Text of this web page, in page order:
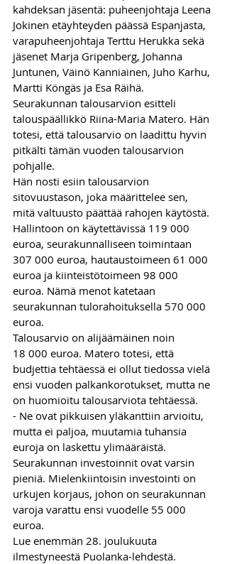
kahdeksan jäsentä: puheenjohtaja Leena
Jokinen etäyhteyden päässä Espanjasta,
varapuheenjohtaja Terttu Herukka sekä
jäsenet Marja Gripenberg, Johanna
Juntunen, Väinö Kanniainen, Juho Karhu,
Martti Köngäs ja Esa Räihä.
Seurakunnan talousarvion esitteli
talouspäällikkö Riina-Maria Matero. Hän
totesi, että talousarvio on laadittu hyvin
pitkälti tämän vuoden talousarvion
pohjalle.
Hän nosti esiin talousarvion
sitovuustason, joka määrittelee sen,
mitä valtuusto päättää rahojen käytöstä.
Hallintoon on käytettävissä 119 000
euroa, seurakunnalliseen toimintaan
307 000 euroa, hautaustoimeen 61 000
euroa ja kiinteistötoimeen 98 000
euroa. Nämä menot katetaan
seurakunnan tulorahoituksella 570 000
euroa.
Talousarvio on alijäämäinen noin
18 000 euroa. Matero totesi, että
budjettia tehtäessä ei ollut tiedossa vielä
ensi vuoden palkankorotukset, mutta ne
on huomioitu talousarviota tehtäessä.
- Ne ovat pikkuisen yläkanttiin arvioitu,
mutta ei paljoa, muutamia tuhansia
euroja on laskettu ylimääräistä.
Seurakunnan investoinnit ovat varsin
pieniä. Mielenkiintoisin investointi on
urkujen korjaus, johon on seurakunnan
varoja varattu ensi vuodelle 55 000
euroa.
Lue enemmän 28. joulukuuta
ilmestyneestä Puolanka-lehdestä.